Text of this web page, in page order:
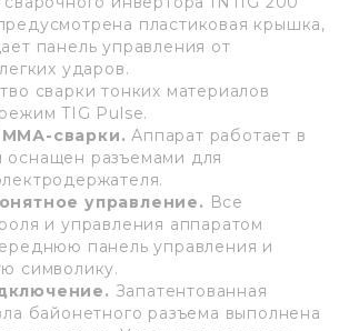
пластиковая крышка,
панель управления от
ударов.
сварки тонких материалов
TIG Pulse.
сварки. Аппарат работает в
разъемами для
управление. Все
и управления аппаратом
панель управления и
символику.
Запатентованная
байонетного разъема выполнена